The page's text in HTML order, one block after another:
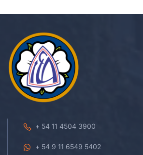
+ 54 11 4504 3900
+ 54 9 11 6549 5402